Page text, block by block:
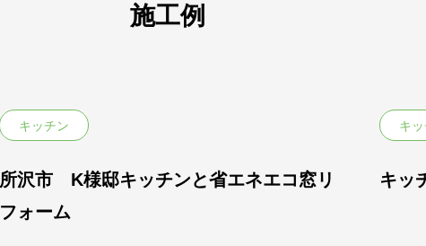
施工例
キッチン
所沢市 K様邸キッチンと省エネエコ窓リ
フォーム
キ
キッ